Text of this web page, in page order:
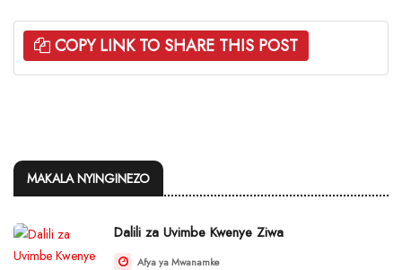
COPY LINK TO SHARE THIS POST
MAKALA NYINGINEZO
Dalili za Uvimbe Kwenye Ziwa
Afya ya Mwanamke